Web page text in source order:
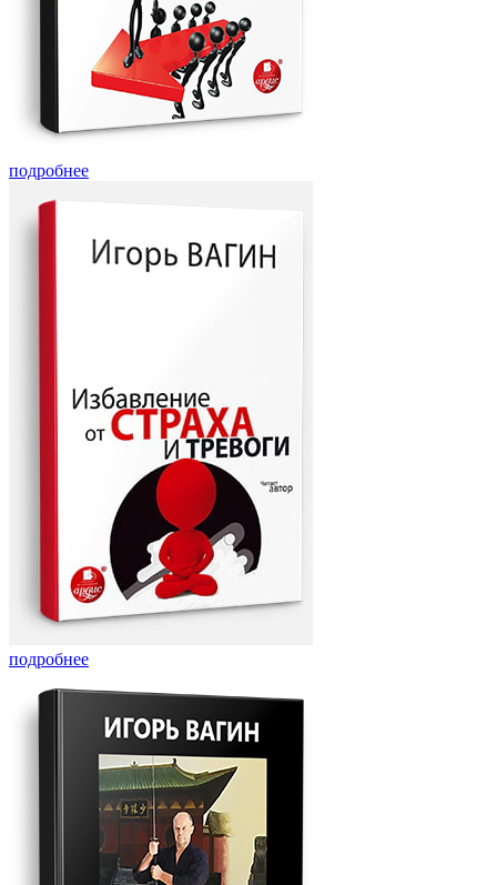
подробнее
подробнее